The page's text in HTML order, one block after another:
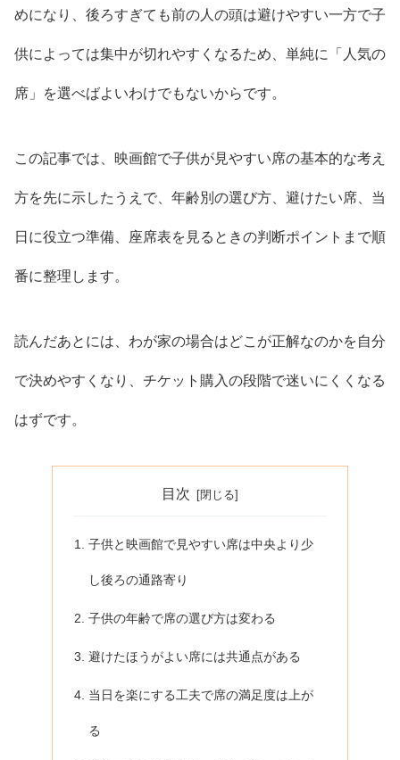
めになり、後ろすぎても前の人の頭は避けやすい一方で子
供によっては集中が切れやすくなるため、単純に「人気の
席」を選べばよいわけでもないからです。
この記事では、映画館で子供が見やすい席の基本的な考え
方を先に示したうえで、年齢別の選び方、避けたい席、当
日に役立つ準備、座席表を見るときの判断ポイントまで順
番に整理します。
読んだあとには、わが家の場合はどこが正解なのかを自分
で決めやすくなり、チケット購入の段階で迷いにくくなる
はずです。
目次
子供と映画館で見やすい席は中央より少
し後ろの通路寄り
子供の年齢で席の選び方は変わる
避けたほうがよい席には共通点がある
当日を楽にする工夫で席の満足度は上が
る